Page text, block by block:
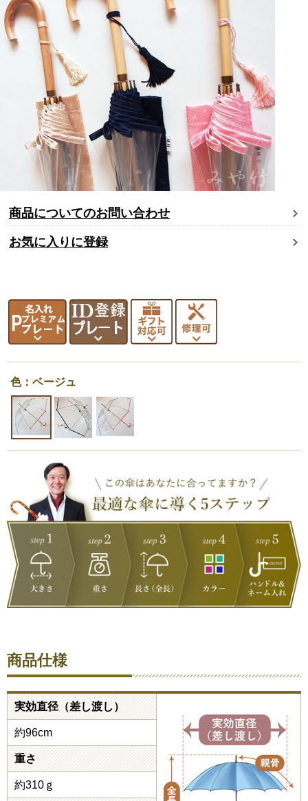
商品についてのお問い合わせ
お気に入りに登録
色：ベージュ
商品仕様
実効直径（差し渡し）
約96cm
重さ
約310ｇ